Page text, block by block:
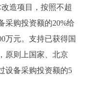
造项目，按照不超
采购投资额的20%给
万元。支持已获得国
原则上国家、北京
设备采购投资额的5